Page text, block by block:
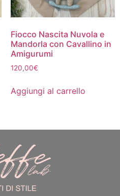
Fiocco Nascita Nuvola e
Mandorla con Cavallino in
Amigurumi
120,00€
Aggiungi al carrello